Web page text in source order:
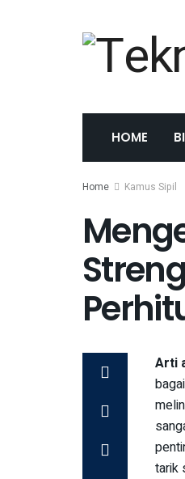
HOME
Home Kamus Sipil
Arti
tarik